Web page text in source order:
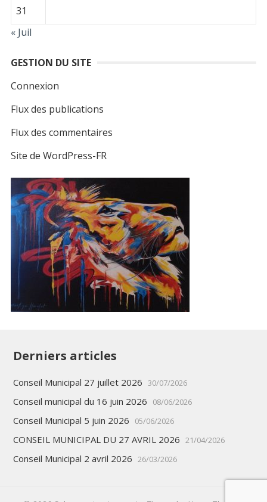
31
« Juil
GESTION DU SITE
Connexion
Flux des publications
Flux des commentaires
Site de WordPress-FR
Derniers articles
Conseil Municipal 27 juillet 2026 30/07/2026
Conseil municipal du 16 juin 2026 08/06/2026
Conseil Municipal 5 juin 2026 05/06/2026
CONSEIL MUNICIPAL DU 27 AVRIL 2026 21/04/2026
Conseil Municipal 2 avril 2026 26/03/2026